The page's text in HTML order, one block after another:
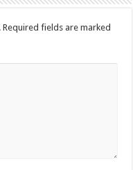
Required fields are marked